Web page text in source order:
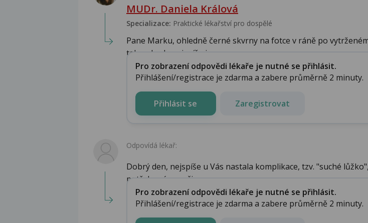
MUDr. Daniela Králová
Specializace: Praktické lékařství pro dospělé
Pane Marku, ohledně černé skvrny na fotce v ráně po
tak se bude nejspíše je...
Pro zobrazení odpovědi lékaře je nutné se přihlásit.
Přihlášení/registrace je zdarma a zabere průměrně 2 minuty.
Přihlásit se Zaregistrovat
Odpovídá lékař:
Dobrý den, nejspíše u Vás nastala komplikace, tzv. "suché
potřeba ránu vyči...
Pro zobrazení odpovědi lékaře je nutné se přihlásit.
Přihlášení/registrace je zdarma a zabere průměrně 2 minuty.